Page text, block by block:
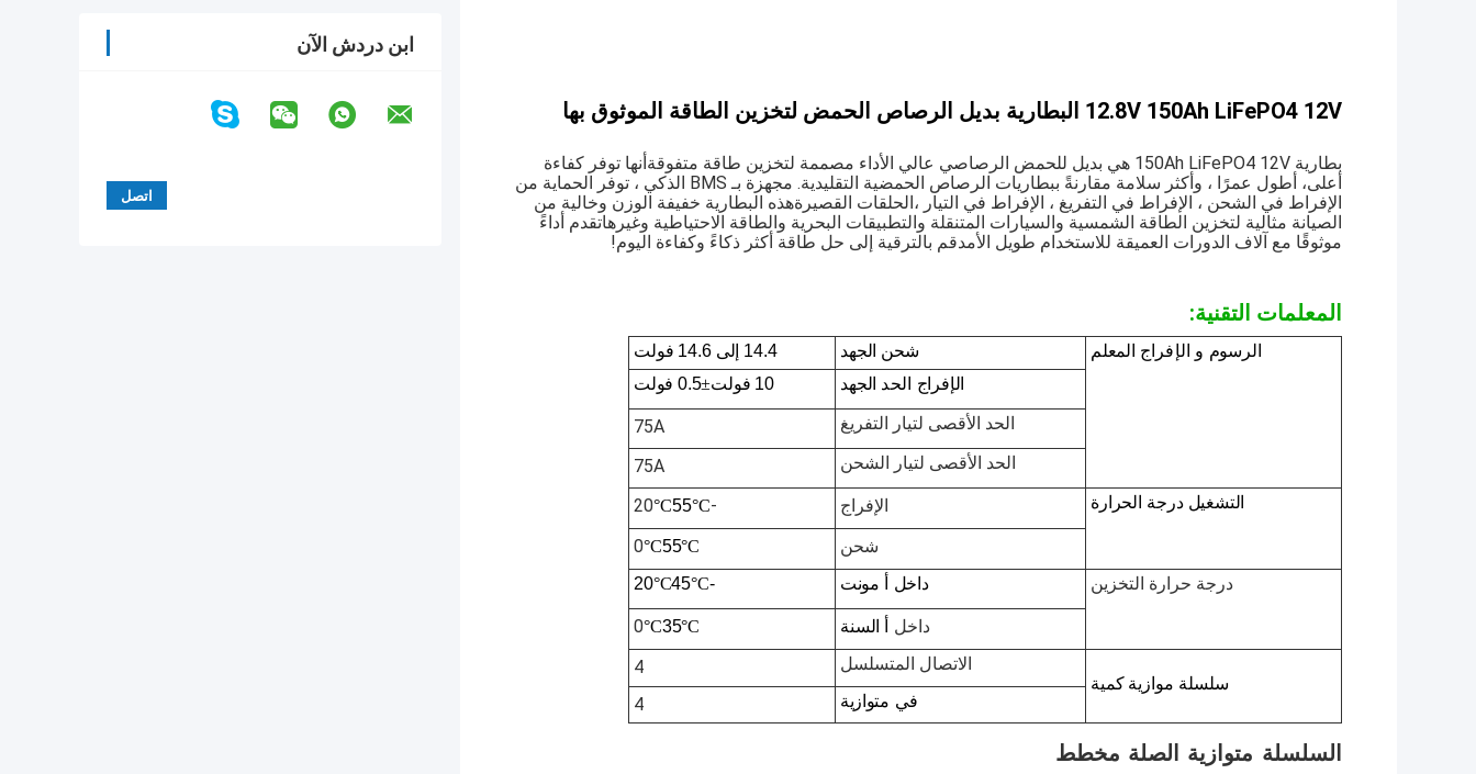
ابن دردش الآن
12.8V 150Ah LiFePO4 12V البطارية بديل الرصاص الحمض لتخزين الطاقة الموثوق بها
بطارية 150Ah LiFePO4 12V هي بديل للحمض الرصاصي عالي الأداء مصممة لتخزين طاقة متفوقةأنها توفر كفاءة
أعلى، أطول عمرًا ، وأكثر سلامة مقارنةً ببطاريات الرصاص الحمضية التقليدية. مجهزة بـ BMS الذكي ، توفر الحماية من
الإفراط في الشحن ، الإفراط في التفريغ ، الإفراط في التيار ،الحلقات القصيرةهذه البطارية خفيفة الوزن وخالية من
الصيانة مثالية لتخزين الطاقة الشمسية والسيارات المتنقلة والتطبيقات البحرية والطاقة الاحتياطية وغيرهاتقدم أداءً
موثوقًا مع آلاف الدورات العميقة للاستخدام طويل الأمدقم بالترقية إلى حل طاقة أكثر ذكاءً وكفاءة اليوم!
المعلمات التقنية:
الرسوم و الإفراج المعلم شحن الجهد
14.4 إلى 14.6 فولت
الإفراج
الحد الجهد 10 فولت ±0.5 فولت
الحد الأقصى لتيار التفريغ
75A
الحد الأقصى لتيار الشحن
75A
التشغيل درجة الحرارة الإفراج -20
°C55°C
شحن 0°C55°C
درجة حرارة التخزين داخل مونت -20
°C45°C
داخل السنة 0°C35°C
سلسلة موازية كمية
الاتصال المتسلسل 4
في متوازية 4
السلسلة متوازية الصلة مخطط